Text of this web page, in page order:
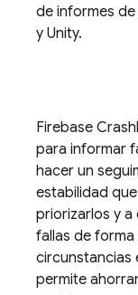
de informes
y Unity.
Firebase
para informar
hacer un
estabilidad
priorizarlos y a
fallas de
circunstancias
permite